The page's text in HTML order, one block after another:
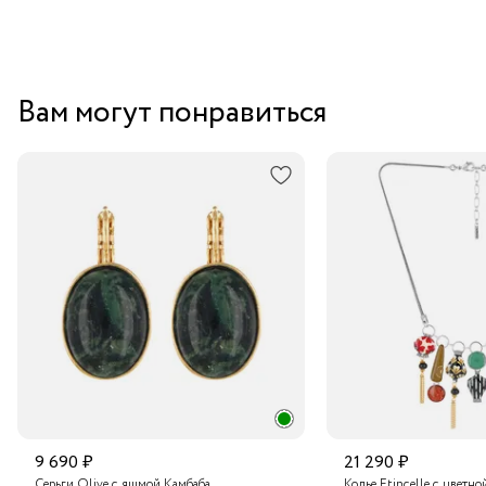
Вам могут понравиться
9 690 ₽ 21 290 ₽